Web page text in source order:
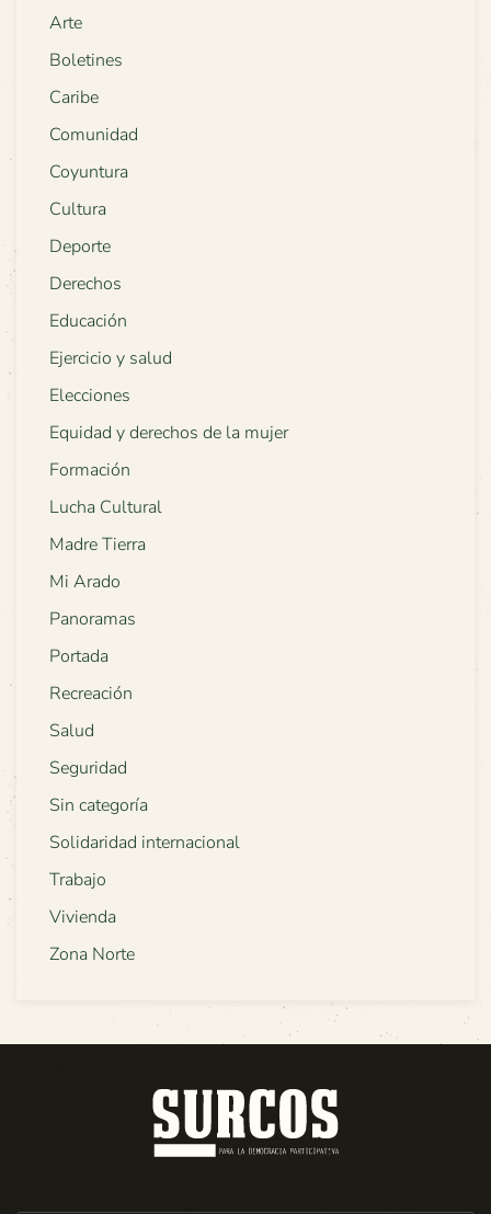
Arte
Boletines
Caribe
Comunidad
Coyuntura
Cultura
Deporte
Derechos
Educación
Ejercicio y salud
Elecciones
Equidad y derechos de la mujer
Formación
Lucha Cultural
Madre Tierra
Mi Arado
Panoramas
Portada
Recreación
Salud
Seguridad
Sin categoría
Solidaridad internacional
Trabajo
Vivienda
Zona Norte